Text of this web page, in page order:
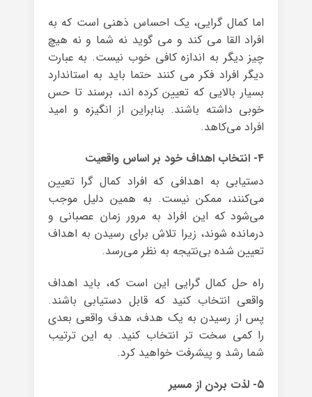
اما کمال گرایی، یک احساس ذهنی است که به
افراد القا می کند و می گوید نه شما و نه هیچ
چیز دیگر به اندازه کافی خوب نیست. به عبارت
دیگر افراد فکر می کنند حتما باید به استاندارد
بسیار بالایی که تعیین کرده اند، برسند تا حس
خوبی داشته باشند. بنابراین از انگیزه و امید
افراد می‌کاهد.
۴- انتخاب اهداف خود بر اساس واقعیت
دستیابی به اهدافی که افراد کمال گرا تعیین
می‌کنند، ممکن نیست. به همین دلیل موجب
می‌شود که این افراد به مرور زمان عصبانی و
درمانده شوند، زیرا تلاش برای رسیدن به اهداف
تعیین شده بی‌نتیجه به نظر می‌رسد.
راه حل کمال گرایی این است که، باید اهداف
واقعی انتخاب کنید که قابل دستیابی باشند.
پس از رسیدن به یک هدف، هدف واقعی بعدی
را کمی سخت تر انتخاب کنید. به این ترتیب
شما رشد و پیشرفت خواهید کرد.
۵- لذت بردن از مسیر